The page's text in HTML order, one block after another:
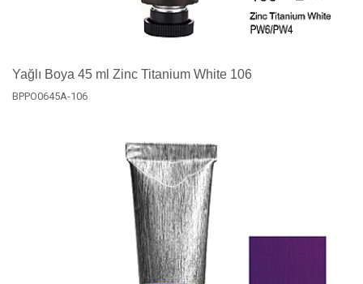
Yağlı Boya 45 ml Zinc Titanium White 106
BPPO0645A-106